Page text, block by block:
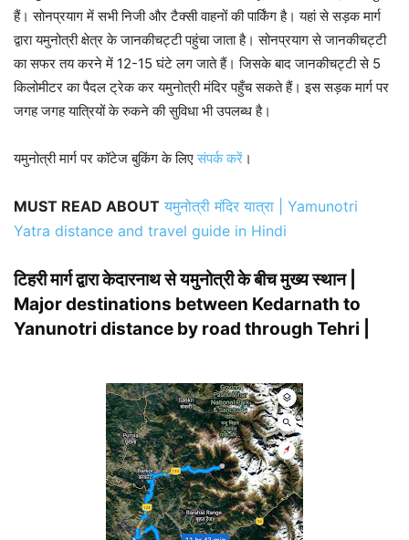
हैं। सोनप्रयाग में सभी निजी और टैक्सी वाहनों की पार्किंग है। यहां से सड़क मार्ग
द्वारा यमुनोत्री क्षेत्र के जानकीचट्टी पहुंचा जाता है। सोनप्रयाग से जानकीचट्टी
का सफर तय करने में 12-15 घंटे लग जाते हैं। जिसके बाद जानकीचट्टी से 5
किलोमीटर का पैदल ट्रेक कर यमुनोत्री मंदिर पहुँच सकते हैं। इस सड़क मार्ग पर
जगह जगह यात्रियों के रुकने की सुविधा भी उपलब्ध है।
यमुनोत्री मार्ग पर कॉटेज बुकिंग के लिएसंपर्क करें ।
MUST READ ABOUT यमुनोत्री मंदिर यात्रा | Yamunotri
Yatra distance and travel guide in Hindi
टिहरी मार्ग द्वारा केदारनाथ से यमुनोत्री के बीच मुख्य स्थान |
Major destinations between Kedarnath to
Yanunotri distance by road through Tehri |